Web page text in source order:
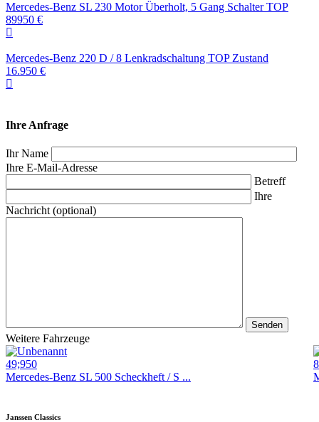
Mercedes-Benz SL 230 Motor Überholt, 5 Gang Schalter TOP
89950 €
Mercedes-Benz 220 D / 8 Lenkradschaltung TOP Zustand
16.950 €
Ihre Anfrage
Ihr Name
Ihre E-Mail-Adresse
Betreff
Ihre
Nachricht (optional)
Weitere Fahrzeuge
49;950
Mercedes-Benz SL 500 Scheckheft / S ...
Janssen Classics